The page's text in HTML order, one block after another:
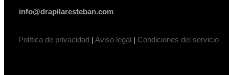
info@drapilaresteban.com
Política de privacidad | Aviso legal | Condiciones del servicio